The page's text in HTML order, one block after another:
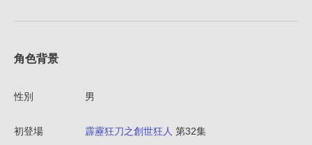
角色背景
性別 男
初登場 霹靂狂刀之創世狂人 第32集